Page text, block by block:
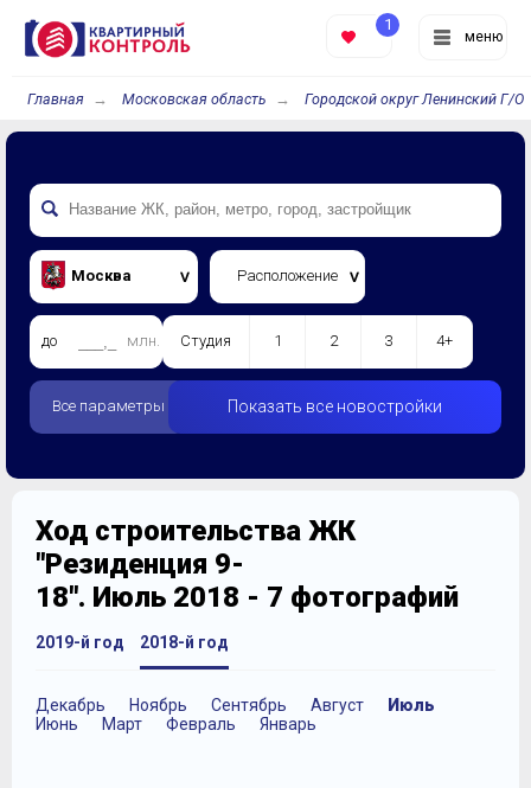
меню
1
Главная Московская область Городской округ Ленинский Г/О
Москва Расположение
до млн. Студия 1 2 3 4+
Все параметры Показать все новостройки
Ход строительства ЖК
"Резиденция 9-
18". Июль 2018 - 7 фотографий
2019-й год 2018-й год
Декабрь Ноябрь Сентябрь Август
Июль
Июнь
Март Февраль Январь